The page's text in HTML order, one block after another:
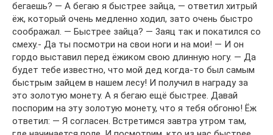
бегаешь? — А бегаю я быстрее зайца, — ответил хитрый
ёж, который очень медленно ходил, зато очень быстро
соображал. — Быстрее зайца? — 3аяц так и покатился со
смеху.- Да ты посмотри на свои ноги и на мои! — И он
гордо выставил перед ёжиком свою длинную ногу. — Да
будет тебе известно, что мой дед когда-то был самым
быстрым зайцем в нашем лесу! И получил в награду за
это золотую монету. А я бегаю ещё быстрее. Давай
поспорим на эту золотую монету, что я тебя обгоню! Ёж
ответил: — Я согласен. Встретимся завтра утром там,